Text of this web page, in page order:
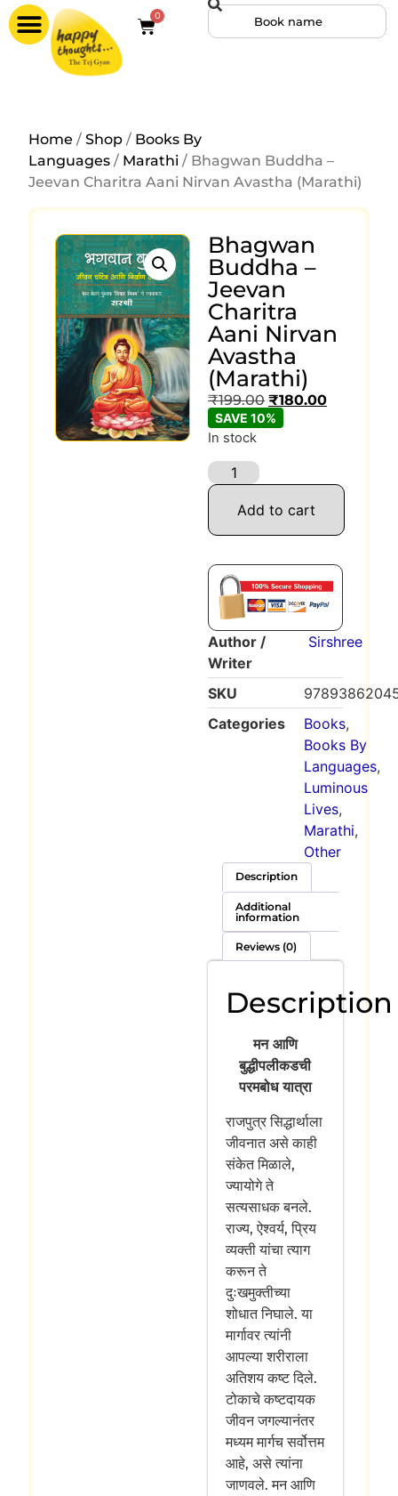
0
Home /Shop / Books By
Languages / Marathi / Bhagwan Buddha –
Jeevan Charitra Aani Nirvan Avastha (Marathi)
Bhagwan
Buddha –
Jeevan
Charitra
Aani Nirvan
Avastha
(Marathi)
₹199.00 ₹180.00
SAVE 10%
In stock
Add to cart
Author /
Writer
Sirshree
SKU
Categories
Books,
Books By
Languages,
Luminous
Lives,
Marathi,
Other
Description
Additional
information
Reviews (0)
Description
मन आणि
बुद्धीपलीकडची
परमबोध यात्रा
राजपुत्र सिद्धार्थाला
जीवनात असे काही
संकेत मिळाले,
ज्यायोगे ते
सत्यसाधक बनले.
राज्य, ऐश्वर्य, प्रिय
व्यक्ती यांचा त्याग
करून ते
दुःखमुक्तीच्या
शोधात निघाले. या
मार्गावर त्यांनी
आपल्या शरीराला
अतिशय कष्ट दिले.
टोकाचे कष्टदायक
जीवन जगल्यानंतर
मध्यम मार्गच सर्वोत्तम
आहे, असे त्यांना
जाणवले. मन आणि